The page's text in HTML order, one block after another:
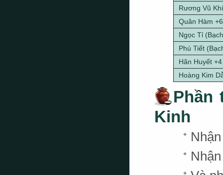
Rương Vũ
Quân Hàm
Ngọc Tỉ
Phù Tiết
Hãn Huyết +4
Hoàng Kim
Phần
Kinh